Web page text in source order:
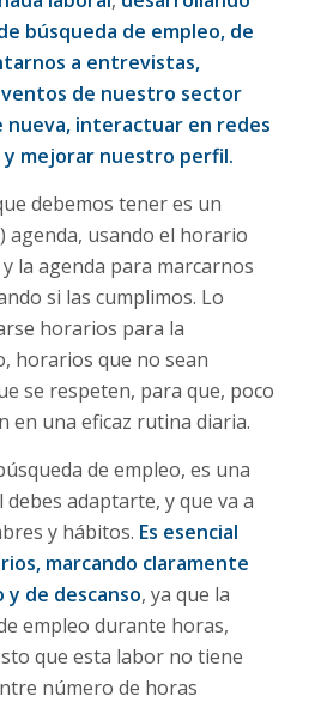
búsqueda de empleo, de
a entrevistas,
de nuestro sector
nueva, interactuar en redes
y mejorar nuestro perfil.
debemos tener es un
agenda, usando el horario
la agenda para marcarnos
si las cumplimos. Lo
horarios para la
horarios que no sean
se respeten, para que, poco
en una eficaz rutina diaria.
de empleo, es una
adaptarte, y que va a
y hábitos. Es esencial
marcando claramente
de descanso, ya que la
empleo durante horas,
que esta labor no tiene
número de horas